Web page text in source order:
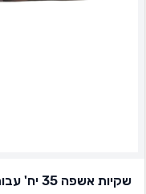
שקיות אשפה 35 יח' עבות מאוד 75/90